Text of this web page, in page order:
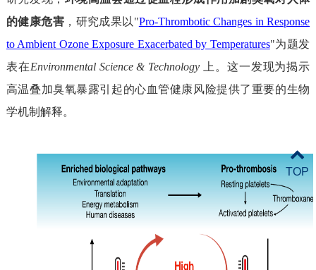
的健康危害 ，研究成果以 "Pro-Thrombotic Changes in Response
to Ambient Ozone Exposure Exacerbated by Temperatures"为题发
表在Environmental Science & Technology 上 。 这一发现为揭示
高温叠加臭氧暴露引起的心血管健康风险提供了重要的生物
学机制解释。
TOP